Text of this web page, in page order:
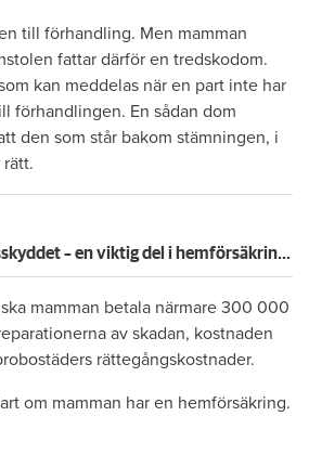
till förhandling. Men mamman
fattar därför en tredskodom.
kan meddelas när en part inte har
förhandlingen. En sådan dom
den som står bakom stämningen, i
Ansvarsskyddet – en viktig del i hemförsäkringen
mamman betala närmare 300 000
av skadan, kostnaden
rättegångskostnader.
om mamman har en hemförsäkring.